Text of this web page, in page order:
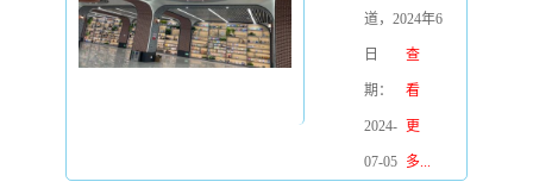
大道敷设，
全长
16.538km，
均为地下
线，设车站
争，行业内
卷加剧，企
业进化与技
术创新显得
尤为重要，
道，2024年6
月29日，被
誉为“最美园
林线”的苏州
地铁6号线正
日
期：
2024-
07-05
查
看
更
多...